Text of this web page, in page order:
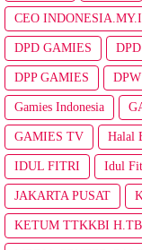
CEO
DPD GAMIES
DPP GAMIES
Gamies Indonesia
GAMIES TV Halal
IDUL FITRI Idul
JAKARTA PUSAT
KETUM TTKKBI